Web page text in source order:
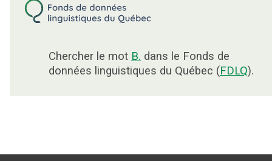
Chercher le mot B. dans le Fonds de
données linguistiques du Québec (FDLQ).